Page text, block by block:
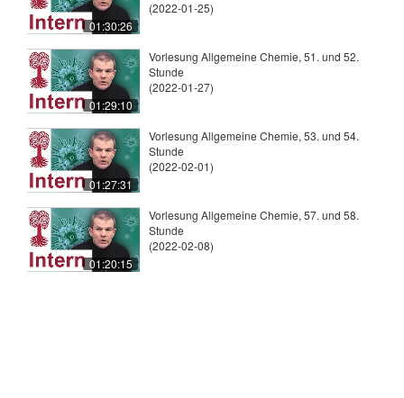
01:30:26
(2022-01-25)
01:29:10
Vorlesung Allgemeine Chemie, 51. und 52.
Stunde
(2022-01-27)
01:27:31
Vorlesung Allgemeine Chemie, 53. und 54.
Stunde
(2022-02-01)
01:20:15
Vorlesung Allgemeine Chemie, 57. und 58.
Stunde
(2022-02-08)